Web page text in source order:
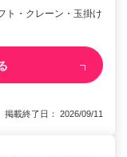
ト・クレーン・玉掛け
載終了日： 2026/09/11